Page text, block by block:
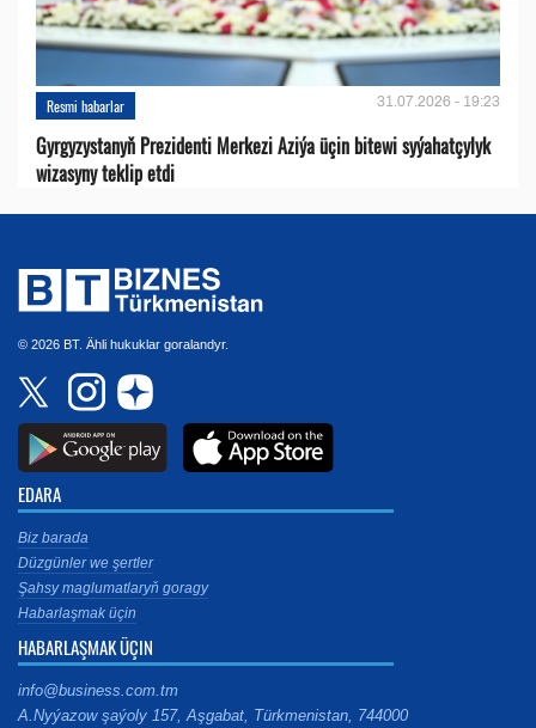
Resmi habarlar 31.07.2026 - 19:23
Gyrgyzystanyň Prezidenti Merkezi Aziýa üçin bitewi syýahatçylyk
wizasyny teklip etdi
© 2026 BT. Ähli hukuklar goralandyr.
EDARA
Biz barada
Düzgünler we şertler
Şahsy maglumatlaryň goragy
Habarlaşmak üçin
HABARLAŞMAK ÜÇIN
info@business.com.tm
A.Nyýazow şaýoly 157, Aşgabat, Türkmenistan, 744000